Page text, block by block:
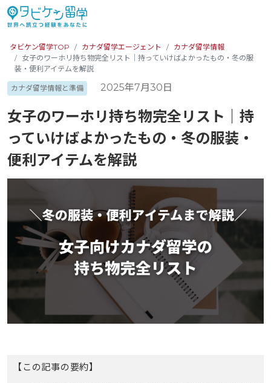
タビケン留学TOP カナダ留学エージェント
カナダ留学情報
女子のワーホリ持ち物完全リスト｜持っていけばよかったもの・冬の服
装・便利アイテムを解説
カナダ留学情報と準備 2025年7月30日
女子のワーホリ持ち物完全リスト｜持
っていけばよかったもの・冬の服装・
便利アイテムを解説
【この記事の要約】